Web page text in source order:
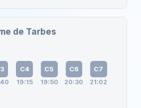
de Tarbes
C4
19:15
C5
19:50
C6
20:30
C7
21:02